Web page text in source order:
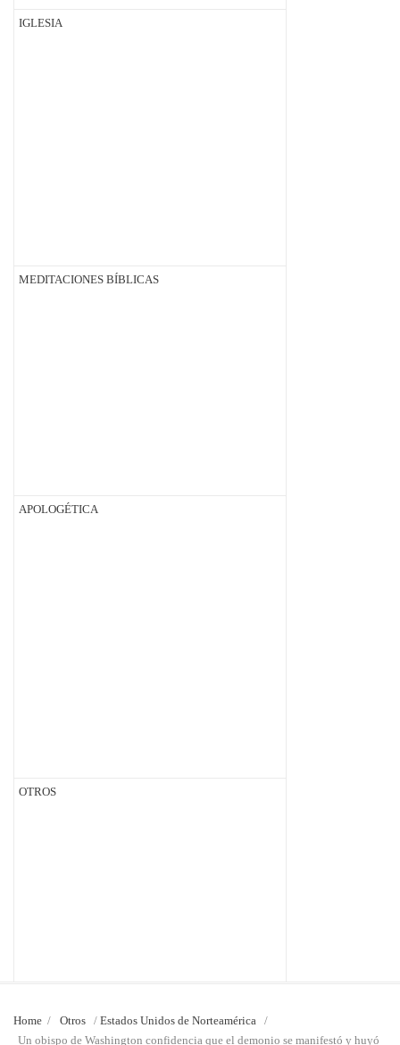
IGLESIA
MEDITACIONES BÍBLICAS
APOLOGÉTICA
OTROS
Home / Otros / Estados Unidos de Norteamérica /
Un obispo de Washington confidencia que el demonio se manifestó y huyó